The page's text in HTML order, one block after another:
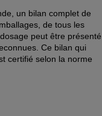
un bilan complet de
de tous les
peut être présenté
Ce bilan qui
certifié selon la norme